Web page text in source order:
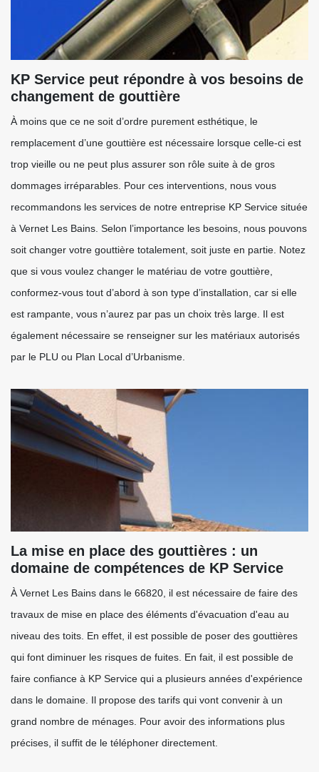
KP Service peut répondre à vos besoins de
changement de gouttière
À moins que ce ne soit d’ordre purement esthétique, le
remplacement d’une gouttière est nécessaire lorsque celle-ci est
trop vieille ou ne peut plus assurer son rôle suite à de gros
dommages irréparables. Pour ces interventions, nous vous
recommandons les services de notre entreprise KP Service située
à Vernet Les Bains. Selon l’importance les besoins, nous pouvons
soit changer votre gouttière totalement, soit juste en partie. Notez
que si vous voulez changer le matériau de votre gouttière,
conformez-vous tout d’abord à son type d’installation, car si elle
est rampante, vous n’aurez par pas un choix très large. Il est
également nécessaire se renseigner sur les matériaux autorisés
par le PLU ou Plan Local d’Urbanisme.
La mise en place des gouttières : un
domaine de compétences de KP Service
À Vernet Les Bains dans le 66820, il est nécessaire de faire des
travaux de mise en place des éléments d'évacuation d'eau au
niveau des toits. En effet, il est possible de poser des gouttières
qui font diminuer les risques de fuites. En fait, il est possible de
faire confiance à KP Service qui a plusieurs années d'expérience
dans le domaine. Il propose des tarifs qui vont convenir à un
grand nombre de ménages. Pour avoir des informations plus
précises, il suffit de le téléphoner directement.